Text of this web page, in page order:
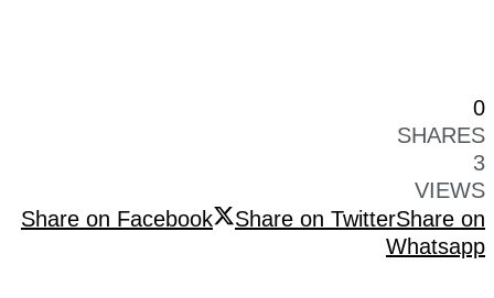
0
SHARES
3
VIEWS
Share on Facebook
Share on TwitterShare on
Whatsapp